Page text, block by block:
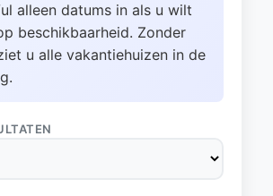
alleen datums in als u wilt
beschikbaarheid. Zonder
u alle vakantiehuizen in de